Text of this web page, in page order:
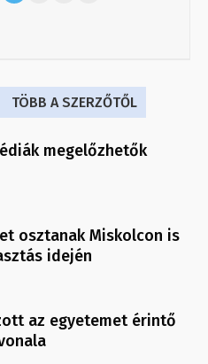
TÖBB A SZERZŐTŐL
megelőzhetők
osztanak Miskolcon is
idején
az egyetemet érintő